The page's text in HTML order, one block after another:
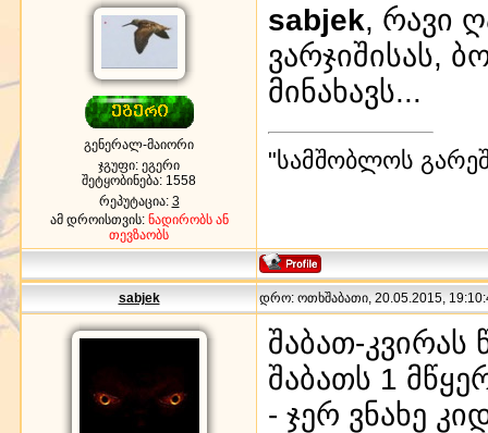
გენერალ-მაიორი
ჯგუფი: ეგერი
შეტყობინება: 1558
რეპუტაცია: 3
ამ დროისთვის: ნადირობს ან
თევზაობს
sabjek, რავი
ვარჯიშისას,
მინახავს...
"სამშობლოს
sabjek დრო: ოთხშაბათი, 20.05.2015,
შაბათ-კვირას
შაბათს 1
- ჯერ ვნახე